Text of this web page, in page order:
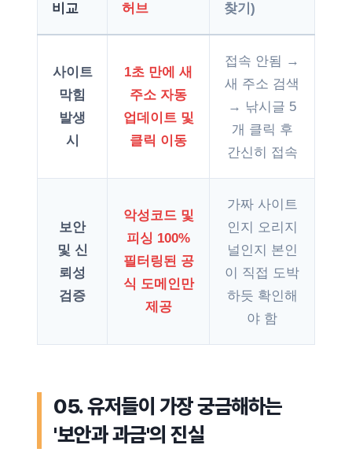
비교
허브
찾기)
사이트
막힘
발생
시
1초 만에 새
주소 자동
업데이트 및
클릭 이동
접속 안됨 →
새 주소 검색
→ 낚시글 5
개 클릭 후
간신히 접속
보안
및 신
뢰성
검증
악성코드 및
피싱 100%
필터링된 공
식 도메인만
제공
가짜 사이트
인지 오리지
널인지 본인
이 직접 도박
하듯 확인해
야 함
05. 유저들이 가장 궁금해하는
'보안과 과금'의 진실